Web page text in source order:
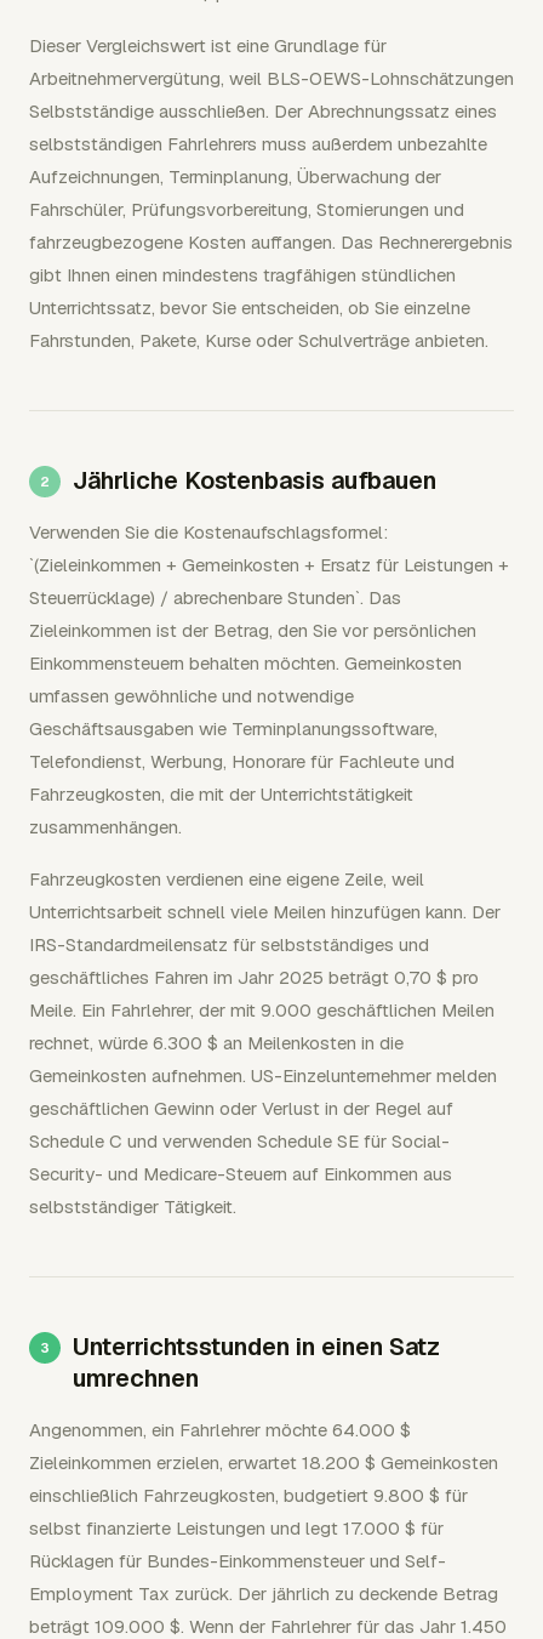
Dieser Vergleichswert ist eine Grundlage für
Arbeitnehmervergütung, weil BLS-OEWS-Lohnschätzungen
Selbstständige ausschließen. Der Abrechnungssatz eines
selbstständigen Fahrlehrers muss außerdem unbezahlte
Aufzeichnungen, Terminplanung, Überwachung der
Fahrschüler, Prüfungsvorbereitung, Stornierungen und
fahrzeugbezogene Kosten auffangen. Das Rechnerergebnis
gibt Ihnen einen mindestens tragfähigen stündlichen
Unterrichtssatz, bevor Sie entscheiden, ob Sie einzelne
Fahrstunden, Pakete, Kurse oder Schulverträge anbieten.
Jährliche Kostenbasis aufbauen
Verwenden Sie die Kostenaufschlagsformel:
`(Zieleinkommen + Gemeinkosten + Ersatz für Leistungen +
Steuerrücklage) / abrechenbare Stunden`. Das
Zieleinkommen ist der Betrag, den Sie vor persönlichen
Einkommensteuern behalten möchten. Gemeinkosten
umfassen gewöhnliche und notwendige
Geschäftsausgaben wie Terminplanungssoftware,
Telefondienst, Werbung, Honorare für Fachleute und
Fahrzeugkosten, die mit der Unterrichtstätigkeit
zusammenhängen.
Fahrzeugkosten verdienen eine eigene Zeile, weil
Unterrichtsarbeit schnell viele Meilen hinzufügen kann. Der
IRS-Standardmeilensatz für selbstständiges und
geschäftliches Fahren im Jahr 2025 beträgt 0,70 $ pro
Meile. Ein Fahrlehrer, der mit 9.000 geschäftlichen Meilen
rechnet, würde 6.300 $ an Meilenkosten in die
Gemeinkosten aufnehmen. US-Einzelunternehmer melden
geschäftlichen Gewinn oder Verlust in der Regel auf
Schedule C und verwenden Schedule SE für Social-
Security- und Medicare-Steuern auf Einkommen aus
selbstständiger Tätigkeit.
Unterrichtsstunden in einen Satz
umrechnen
Angenommen, ein Fahrlehrer möchte 64.000 $
Zieleinkommen erzielen, erwartet 18.200 $ Gemeinkosten
einschließlich Fahrzeugkosten, budgetiert 9.800 $ für
selbst finanzierte Leistungen und legt 17.000 $ für
Rücklagen für Bundes-Einkommensteuer und Self-
Employment Tax zurück. Der jährlich zu deckende Betrag
beträgt 109.000 $. Wenn der Fahrlehrer für das Jahr 1.450